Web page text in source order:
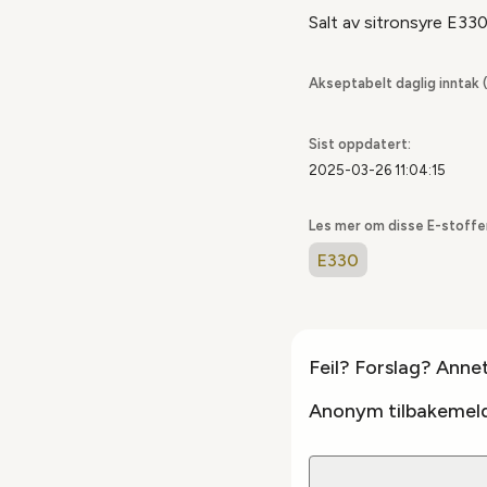
Salt av sitronsyre
Akseptabelt daglig inntak
Sist oppdatert:
2025-03-26 11:04:15
Les mer om disse E-
E330
Feil? Forslag?
Anonym